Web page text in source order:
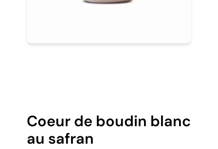
Coeur de boudin blanc
au safran